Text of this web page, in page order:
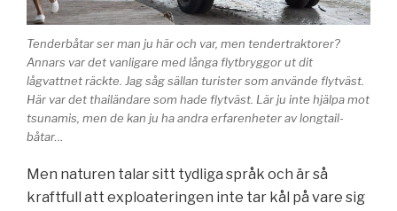
Tenderbåtar ser man ju här och var, men tendertraktorer?
Annars var det vanligare med långa flytbryggor ut dit
lågvattnet räckte. Jag såg sällan turister som använde flytväst.
Här var det thailändare som hade flytväst. Lär ju inte hjälpa mot
tsunamis, men de kan ju ha andra erfarenheter av longtail-
båtar…
Men naturen talar sitt tydliga språk och är så
kraftfull att exploateringen inte tar kål på vare sig